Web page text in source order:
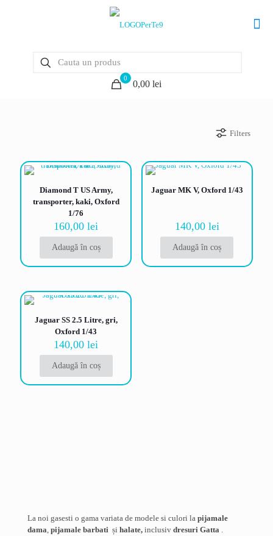
0
0,00 lei
Filters
Diamond T US Army,
transporter, kaki, Oxford
1/76
160,00lei
Adaugă în coș
Jaguar MK V, Oxford 1/43
140,00 lei
Adaugă în coș
Jaguar SS 2.5 Litre, gri,
Oxford 1/43
140,00lei
Adaugă în coș
La noi gasesti o gama variata de modele si culori la pijamale
dama pijamale barbati și halate, inclusiv dresuri Gatta